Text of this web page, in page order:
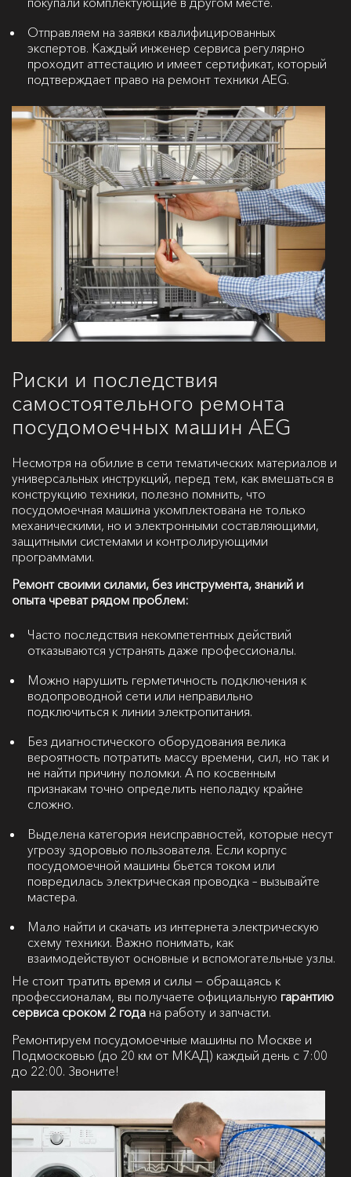
Отправляем на заявки квалифицированных
экспертов. Каждый инженер сервиса регулярно
проходит аттестацию и имеет сертификат, который
подтверждает право на ремонт техники AEG.
Риски и последствия
самостоятельного ремонта
посудомоечных машин AEG
Несмотря на обилие в сети тематических материалов и
универсальных инструкций, перед тем, как вмешаться в
конструкцию техники, полезно помнить, что
посудомоечная машина укомплектована не только
механическими, но и электронными составляющими,
защитными системами и контролирующими
программами.
Ремонт своими силами, без инструмента, знаний и
опыта чреват рядом проблем:
Часто последствия некомпетентных действий
отказываются устранять даже профессионалы.
Можно нарушить герметичность подключения к
водопроводной сети или неправильно
подключиться к линии электропитания.
Без диагностического оборудования велика
вероятность потратить массу времени, сил, но так и
не найти причину поломки. А по косвенным
признакам точно определить неполадку крайне
сложно.
Выделена категория неисправностей, которые несут
угрозу здоровью пользователя. Если корпус
посудомоечной машины бьется током или
повредилась электрическая проводка – вызывайте
мастера.
Мало найти и скачать из интернета электрическую
схему техники. Важно понимать, как
взаимодействуют основные и вспомогательные узлы.
Не стоит тратить время и силы — обращаясь к
профессионалам, вы получаете официальную гарантию
сервиса сроком 2 года на работу и запчасти.
Ремонтируем посудомоечные машины по Москве и
Подмосковью (до 20 км от МКАД) каждый день с 7:00
до 22:00. Звоните!